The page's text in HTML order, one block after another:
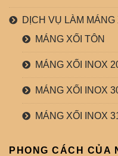
DỊCH VỤ LÀM MÁNG
MÁNG XỐI TÔN
MÁNG XỐI INOX
MÁNG XỐI INOX
MÁNG XỐI INOX
PHONG CÁCH CỦA